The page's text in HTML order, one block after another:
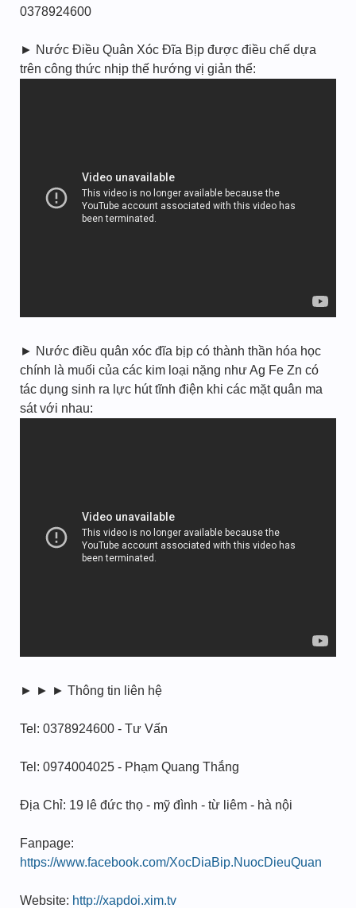
0378924600
► Nước Điều Quân Xóc Đĩa Bịp được điều chế dựa
trên công thức nhịp thế hướng vị giản thể:
► Nước điều quân xóc đĩa bịp có thành thần hóa học
chính là muối của các kim loại nặng như Ag Fe Zn có
tác dụng sinh ra lực hút tĩnh điện khi các mặt quân ma
sát với nhau:
► ► ► Thông tin liên hệ
Tel: 0378924600 - Tư Vấn
Tel: 0974004025 - Phạm Quang Thắng
Địa Chỉ: 19 lê đức thọ - mỹ đình - từ liêm - hà nội
Fanpage:
https://www.facebook.com/XocDiaBip.NuocDieuQuan
Website: http://xapdoi.xim.tv